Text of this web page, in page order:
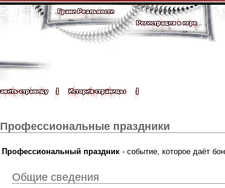
Профессиональные праздники
Профессиональный праздник- событие, которое даёт
Общие сведения